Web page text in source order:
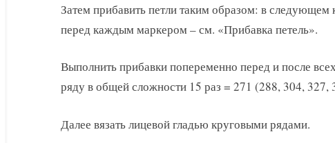
Затем прибавить петли таким образом: в следующем
перед каждым маркером – см. «Прибавка петель».
Выполнить прибавки попеременно перед и после
ряду в общей сложности 15 раз = 271 (288, 304, 327,
Далее вязать лицевой гладью круговыми рядами.